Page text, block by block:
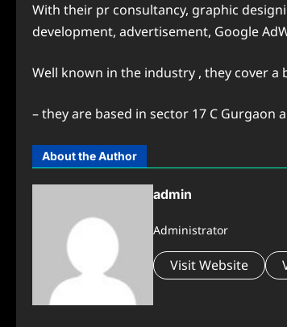
With their pr consultancy, graphic
development, advertisement, Google
Well known in the industry , they cover
– they are based in sector 17 C Gurgaon
About the Author
admin
Administrator
Visit Website